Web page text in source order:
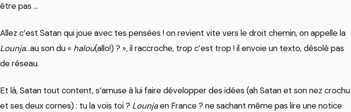
être pas …
Allez c’est Satan qui joue avec tes pensées ! on revient vite vers le droit chemin, on appelle la
Lounja…au son du « halou(allo!) ? », il raccroche, trop c’est trop ! il envoie un texto, désolé pas
de réseau.
Et là, Satan tout content, s’amuse à lui faire développer des idées (ah Satan et son nez crochu
et ses deux cornes) : tu la vois toi ? Lounjaen France ? ne sachant même pas lire une notice